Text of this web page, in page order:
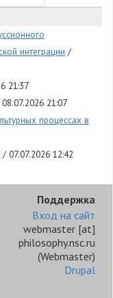
интеграции
21:37
08.07.2026 21:07
процессах в
07.07.2026 12:42
Поддержка
Вход на сайт
webmaster [at]
philosophy.nsc.ru
(Webmaster)
Drupal